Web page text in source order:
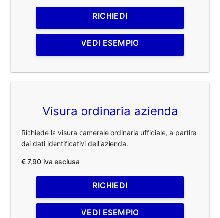
RICHIEDI
VEDI ESEMPIO
Visura ordinaria azienda
Richiede la visura camerale ordinaria ufficiale, a partire
dai dati identificativi dell'azienda.
€ 7,90 iva esclusa
RICHIEDI
VEDI ESEMPIO